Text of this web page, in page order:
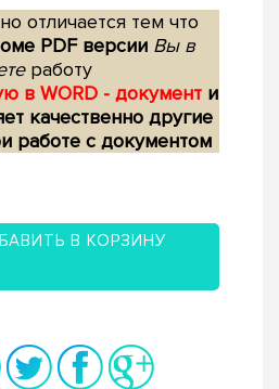
отличается тем что
PDF версии Вы в
работу
в WORD - документ и
качественно другие
работе с документом
В КОРЗИНУ